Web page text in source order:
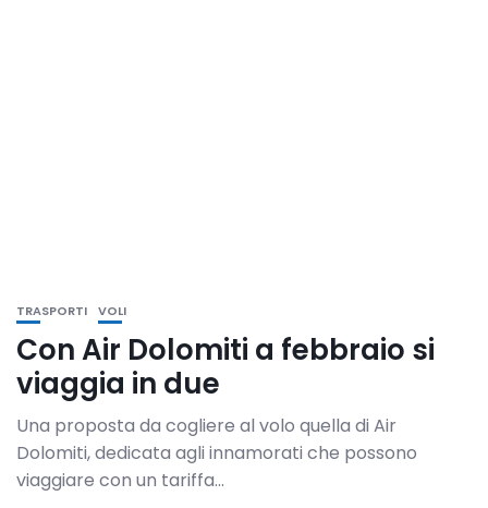
TRASPORTI VOLI
Con Air Dolomiti a febbraio si
viaggia in due
Una proposta da cogliere al volo quella di Air
Dolomiti, dedicata agli innamorati che possono
viaggiare con un tariffa...